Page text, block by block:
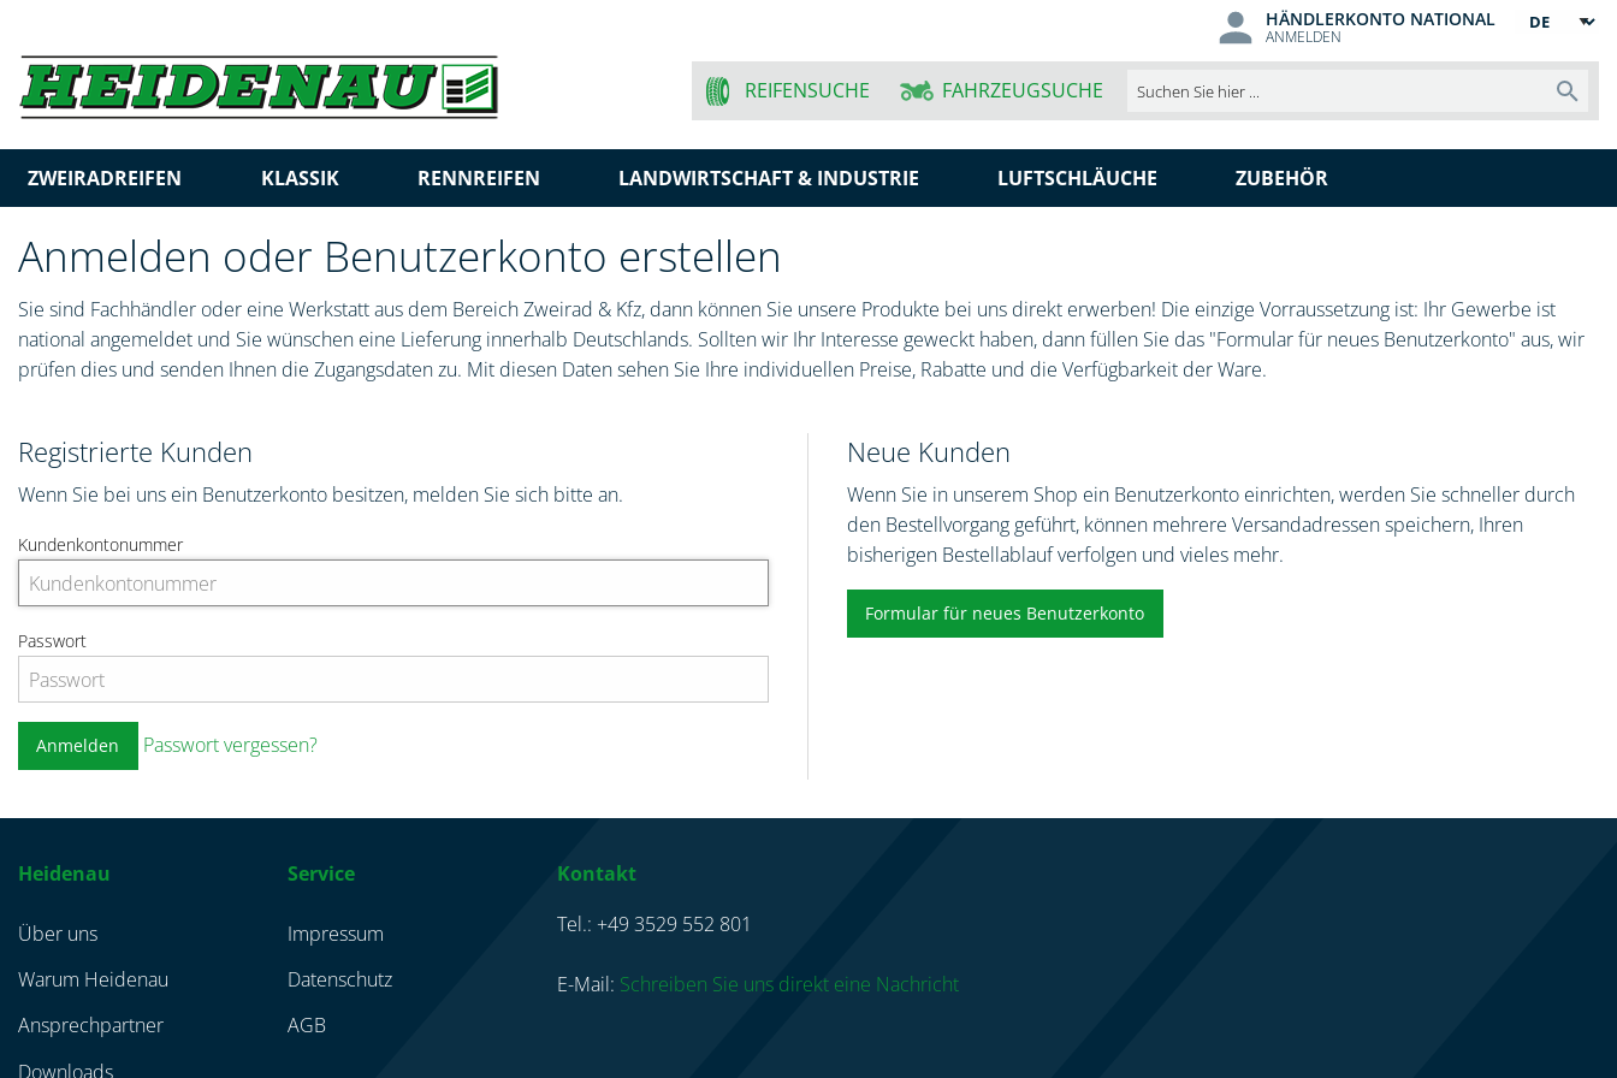
Sprache
HÄNDLERKONTO NATIONAL
ANMELDEN
REIFENSUCHE FAHRZEUGSUCHE
ZWEIRADREIFEN KLASSIK RENNREIFEN LANDWIRTSCHAFT & INDUSTRIE LUFTSCHLÄUCHE ZUBEHÖR
Anmelden oder Benutzerkonto erstellen
Sie sind Fachhändler oder eine Werkstatt aus dem Bereich Zweirad & Kfz, dann können Sie unsere Produkte bei uns direkt erwerben! Die einzige Vorraussetzung ist: Ihr Gewerbe ist
national angemeldet und Sie wünschen eine Lieferung innerhalb Deutschlands. Sollten wir Ihr Interesse geweckt haben, dann füllen Sie das "Formular für neues Benutzerkonto" aus, wir
prüfen dies und senden Ihnen die Zugangsdaten zu. Mit diesen Daten sehen Sie Ihre individuellen Preise, Rabatte und die Verfügbarkeit der Ware.
Neue Kunden
Wenn Sie in unserem Shop ein Benutzerkonto einrichten, werden Sie schneller durch
den Bestellvorgang geführt, können mehrere Versandadressen speichern, Ihren
bisherigen Bestellablauf verfolgen und vieles mehr.
Formular für neues Benutzerkonto
Registrierte Kunden
Wenn Sie bei uns ein Benutzerkonto besitzen, melden Sie sich bitte an.
Kundenkontonummer
Passwort
Anmelden Passwort vergessen?
Heidenau
Über uns
Warum Heidenau
Ansprechpartner
Downloads
Service
Impressum
Datenschutz
AGB
Kontakt
Tel.: +49 3529 552 801
E-Mail: Schreiben Sie uns direkt eine Nachricht